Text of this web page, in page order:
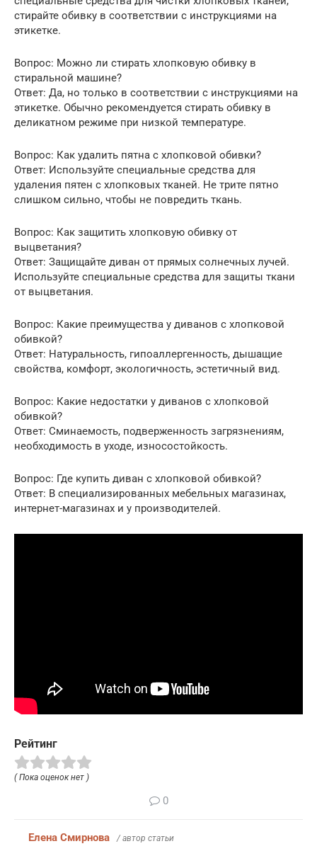
стирайте обивку в соответствии с инструкциями на
этикетке.
Вопрос: Можно ли стирать хлопковую обивку в
стиральной машине?
Ответ: Да, но только в соответствии с инструкциями на
этикетке. Обычно рекомендуется стирать обивку в
деликатном режиме при низкой температуре.
Вопрос: Как удалить пятна с хлопковой обивки?
Ответ: Используйте специальные средства для
удаления пятен с хлопковых тканей. Не трите пятно
слишком сильно, чтобы не повредить ткань.
Вопрос: Как защитить хлопковую обивку от
выцветания?
Ответ: Защищайте диван от прямых солнечных лучей.
Используйте специальные средства для защиты ткани
от выцветания.
Вопрос: Какие преимущества у диванов с хлопковой
обивкой?
Ответ: Натуральность, гипоаллергенность, дышащие
свойства, комфорт, экологичность, эстетичный вид.
Вопрос: Какие недостатки у диванов с хлопковой
обивкой?
Ответ: Сминаемость, подверженность загрязнениям,
необходимость в уходе, износостойкость.
Вопрос: Где купить диван с хлопковой обивкой?
Ответ: В специализированных мебельных магазинах,
интернет-магазинах и у производителей.
Рейтинг
( Пока оценок нет )
0
Елена Смирнова / автор статьи